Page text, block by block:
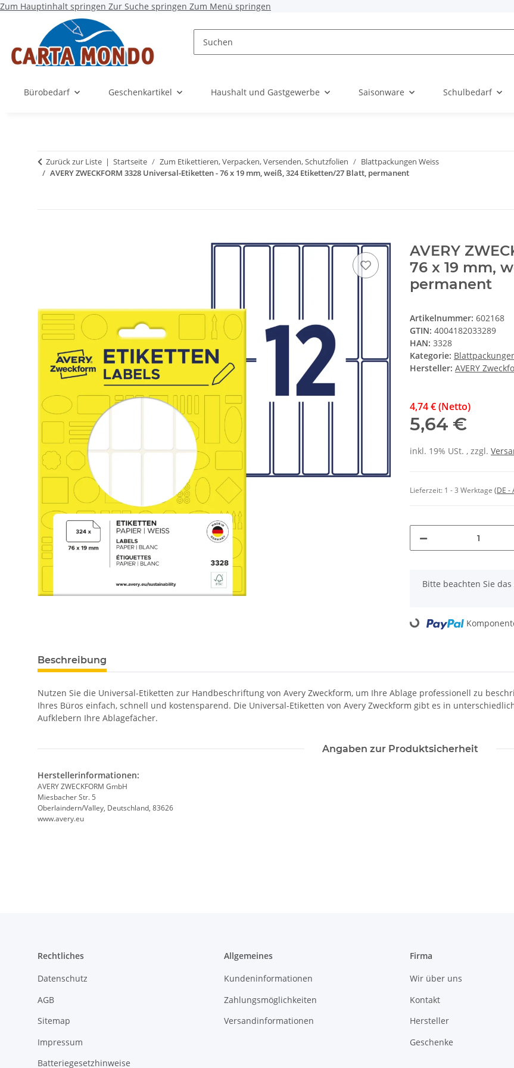
Zum Hauptinhalt springen Zur Suche springen Zum Menü springen
Bürobedarf Geschenkartikel Haushalt und Gastgewerbe Saisonware Schulbedarf
Zurück zur Liste Startseite Zum Etikettieren, Verpacken, Versenden, Schutzfolien
Blattpackungen Weiss
AVERY ZWECKFORM 3328 Universal-Etiketten - 76 x 19 mm, weiß, 324 Etiketten/27 Blatt, permanent
AVERY
76 x 19 mm,
permanent
Artikelnummer: 602168
GTIN: 4004182033289
HAN: 3328
Kategorie:
Hersteller: AVERY
4,74 € (Netto)
5,64 €
inkl. 19% USt. , zzgl.
Lieferzeit: 1 - 3 Werktage (DE -
x
Bitte beachten Sie
Loading...
Beschreibung
Nutzen Sie die Universal-Etiketten zur Handbeschriftung von Avery Zweckform, um Ihre Ablage professionell zu
Ihres Büros einfach, schnell und kostensparend. Die Universal-Etiketten von Avery Zweckform gibt es in
Aufklebern Ihre Ablagefächer.
Angaben zur Produktsicherheit
Herstellerinformationen:
AVERY ZWECKFORM GmbH
Miesbacher Str. 5
Oberlaindern/Valley, Deutschland, 83626
www.avery.eu
Rechtliches
Datenschutz
AGB
Sitemap
Impressum
Batteriegesetzhinweise
Allgemeines
Kundeninformationen
Zahlungsmöglichkeiten
Versandinformationen
Firma
Wir über uns
Kontakt
Hersteller
Geschenke